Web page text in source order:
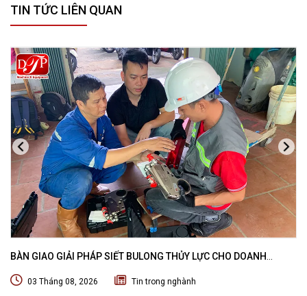
TIN TỨC LIÊN QUAN
BÀN GIAO GIẢI PHÁP SIẾT BULONG THỦY LỰC CHO DOANH
NGHIỆP CHUYÊN BẢO TRÌ VÀ THI CÔNG CÁC DỰ ÁN OFFSHORE
03 Tháng 08, 2026 Tin trong nghành